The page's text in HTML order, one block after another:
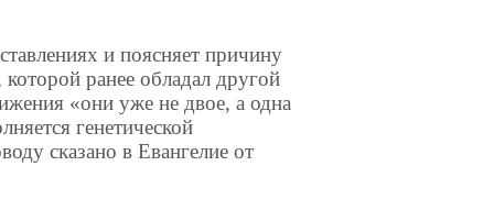
и поясняет причину
ранее обладал другой
«они уже не двое, а одна
генетической
сказано в Евангелие от